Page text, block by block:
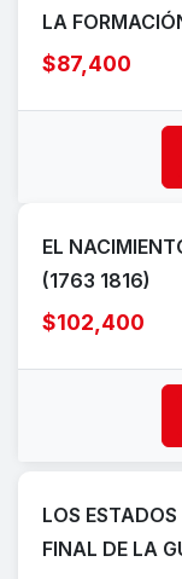
LA
$87,400
EL
(1763 1816)
$102,400
LOS
FINAL DE LA